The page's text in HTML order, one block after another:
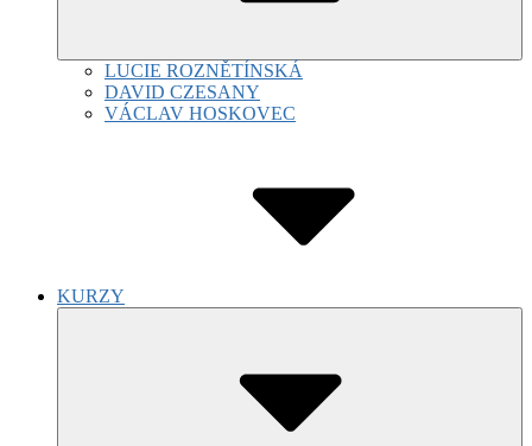
LUCIE ROZNĚTÍNSKÁ
DAVID CZESANY
VÁCLAV HOSKOVEC
KURZY